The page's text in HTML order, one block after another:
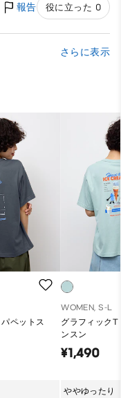
報告 役に立った 0
さらに表示
ペットス
WOMEN, S-L
グラフィックT
ンスン
¥1,490
ややゆったり